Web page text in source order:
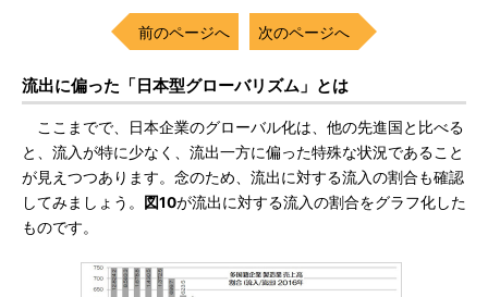
前のページへ 次のページへ
流出に偏った「日本型グローバリズム」とは
ここまでで、日本企業のグローバル化は、他の先進国と比べる
と、流入が特に少なく、流出一方に偏った特殊な状況であること
が見えつつあります。念のため、流出に対する流入の割合も確認
してみましょう。
図10が流出に対する流入の割合をグラフ化した
ものです。